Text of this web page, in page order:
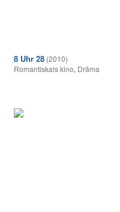
8 Uhr 28 (2010)
Romantiskais kino, Drāma